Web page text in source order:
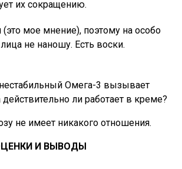
их сокращению.
мое мнение), поэтому на особо
не наношу. Есть воски.
Омега-3 вызывает
ли работает в креме?
не имеет никакого отношения.
И ВЫВОДЫ